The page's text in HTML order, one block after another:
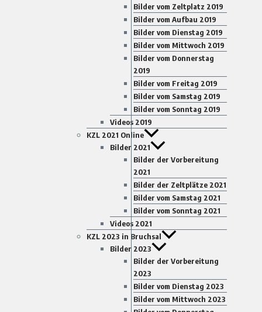
Bilder vom Zeltplatz 2019
Bilder vom Aufbau 2019
Bilder vom Dienstag 2019
Bilder vom Mittwoch 2019
Bilder vom Donnerstag
2019
Bilder vom Freitag 2019
Bilder vom Samstag 2019
Bilder vom Sonntag 2019
Videos 2019
KZL 2021 Online
Bilder 2021
Bilder der Vorbereitung
2021
Bilder der Zeltplätze 2021
Bilder vom Samstag 2021
Bilder vom Sonntag 2021
Videos 2021
KZL 2023 in Bruchsal
Bilder 2023
Bilder der Vorbereitung
2023
Bilder vom Dienstag 2023
Bilder vom Mittwoch 2023